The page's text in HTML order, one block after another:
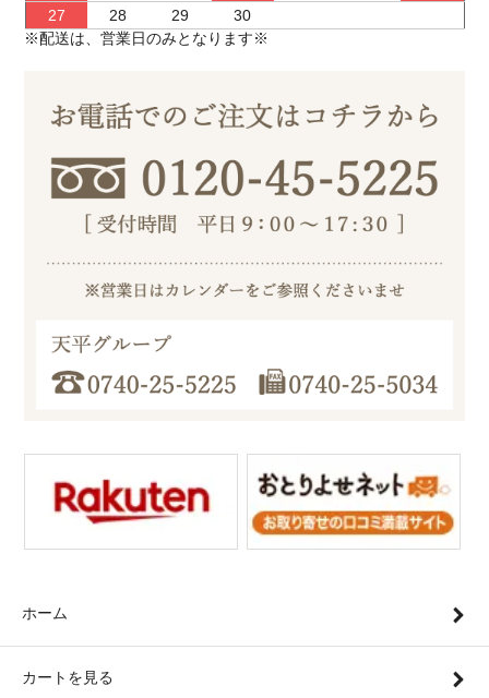
27
28 29
30
※配送は、営業日のみとなります※
ホーム
カートを見る